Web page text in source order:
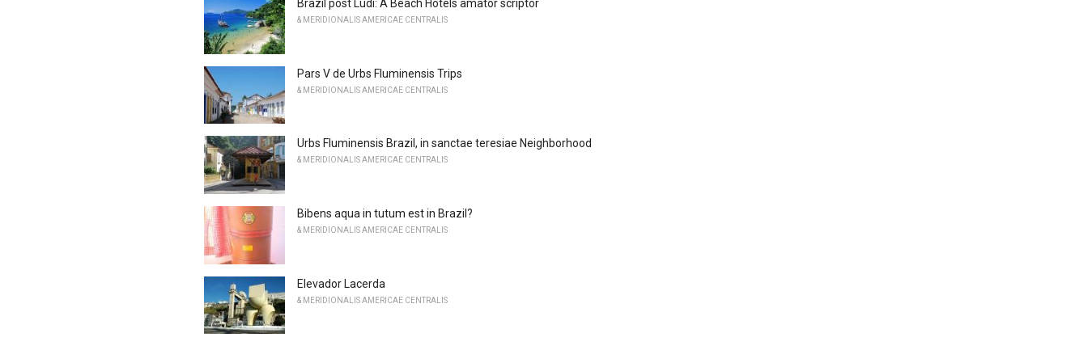
Brazil post Ludi: A Beach Hotels amator scriptor
& MERIDIONALIS AMERICAE CENTRALIS
Pars V de Urbs Fluminensis Trips
& MERIDIONALIS AMERICAE CENTRALIS
Urbs Fluminensis Brazil, in sanctae teresiae Neighborhood
& MERIDIONALIS AMERICAE CENTRALIS
Bibens aqua in tutum est in Brazil?
& MERIDIONALIS AMERICAE CENTRALIS
Elevador Lacerda
& MERIDIONALIS AMERICAE CENTRALIS